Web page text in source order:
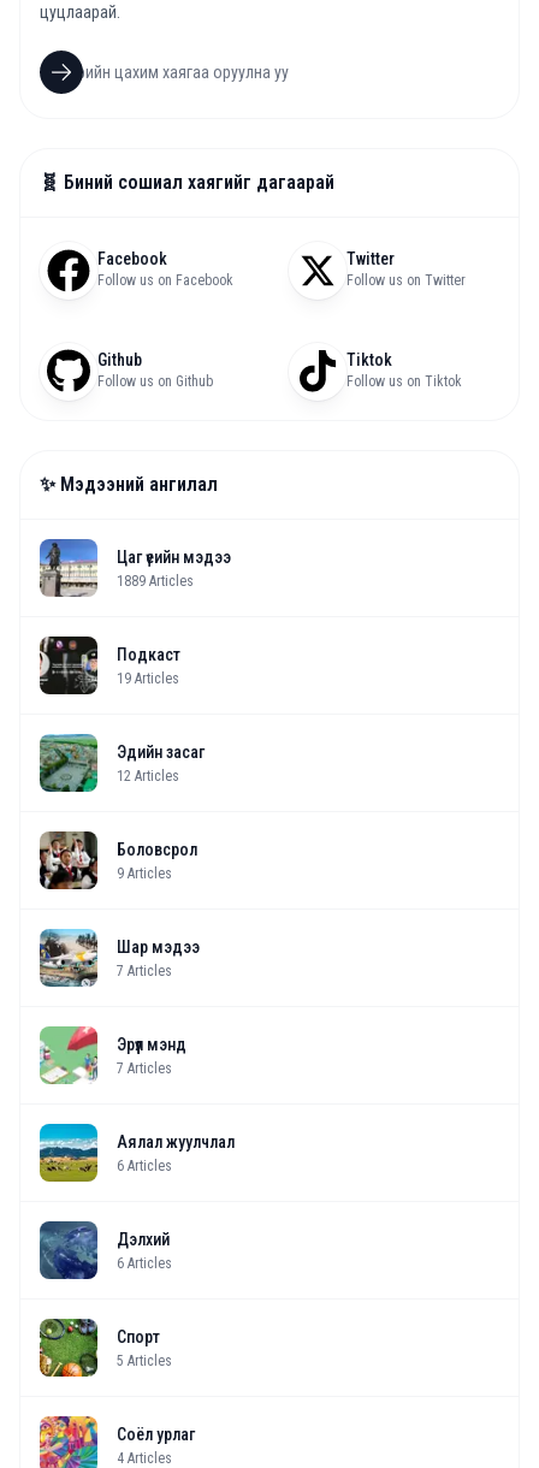
цуцлаарай.
🧬 Биний сошиал хаягийг дагаарай
Facebook
Follow us on Facebook
Twitter
Follow us on Twitter
Github
Follow us on Github
Tiktok
Follow us on Tiktok
✨ Мэдээний ангилал
Цаг үеийн мэдээ
1889 Articles
Подкаст
19 Articles
Эдийн засаг
12 Articles
Боловсрол
9 Articles
Шар мэдээ
7 Articles
Эрүүл мэнд
7 Articles
Аялал жуулчлал
6 Articles
Дэлхий
6 Articles
Спорт
5 Articles
Соёл урлаг
4 Articles